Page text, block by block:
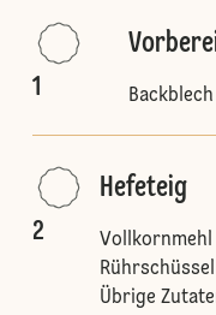
1
2
Hefeteig
Übrige